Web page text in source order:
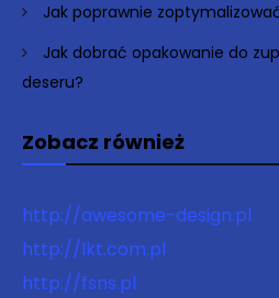
Jak poprawnie
Jak dobrać opakowanie do
deseru?
Zobacz również
http://awesome-design.pl
http://lkt.com.pl
http://fsns.pl